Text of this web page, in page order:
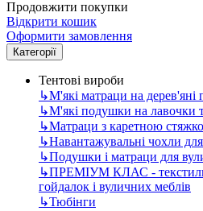
Продовжити покупки
Відкрити кошик
Оформити замовлення
Категорії
Тентові вироби
↳М'які матраци на дерев'яні
↳М'які подушки на лавочки
↳Матраци з каретною
↳Навантажувальні чохли
↳Подушки і матраци для
↳ПРЕМІУМ КЛАС -
гойдалок і вуличних меблів
↳Тюбінги